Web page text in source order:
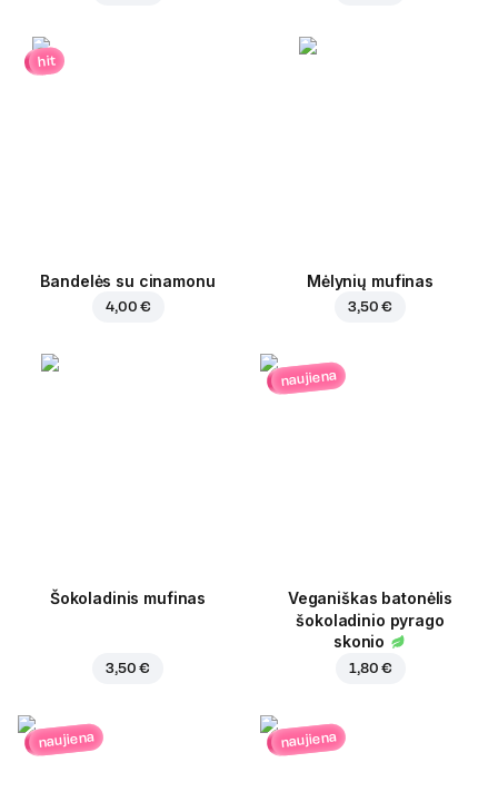
hit
Bandelės su cinamonu
4,00 €
Mėlynių mufinas
3,50 €
Šokoladinis mufinas
3,50 €
naujiena
Veganiškas batonėlis
šokoladinio pyrago
skonio
1,80 €
naujiena naujiena